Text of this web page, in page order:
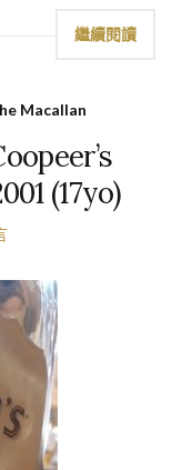
繼續閱讀
Macallan
(17yo)